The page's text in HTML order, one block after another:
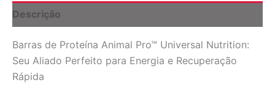
e
Manteiga
Amendoim
-
Barras
Descrição
Barras de Proteína Animal Pro™ Universal Nutrition:
Seu Aliado Perfeito para Energia e Recuperação
Rápida